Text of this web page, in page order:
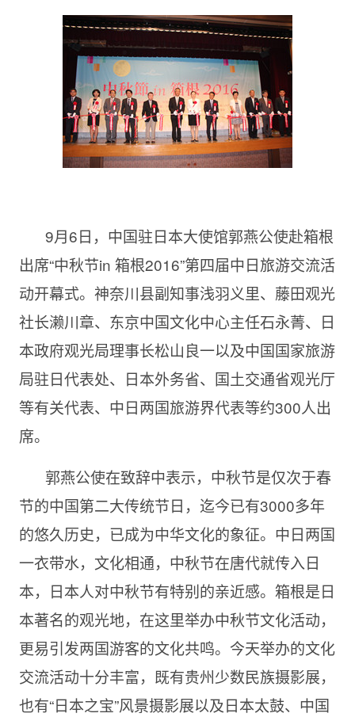
9月6日，中国驻日本大使馆郭燕公使赴箱根
出席“中秋节in 箱根2016”第四届中日旅游交流活
动开幕式。神奈川县副知事浅羽义里、藤田观光
社长濑川章、东京中国文化中心主任石永菁、日
本政府观光局理事长松山良一以及中国国家旅游
局驻日代表处、日本外务省、国土交通省观光厅
等有关代表、中日两国旅游界代表等约300人出
席。
郭燕公使在致辞中表示，中秋节是仅次于春
节的中国第二大传统节日，迄今已有3000多年
的悠久历史，已成为中华文化的象征。中日两国
一衣带水，文化相通，中秋节在唐代就传入日
本，日本人对中秋节有特别的亲近感。箱根是日
本著名的观光地，在这里举办中秋节文化活动，
更易引发两国游客的文化共鸣。今天举办的文化
交流活动十分丰富，既有贵州少数民族摄影展，
也有“日本之宝”风景摄影展以及日本太鼓、中国